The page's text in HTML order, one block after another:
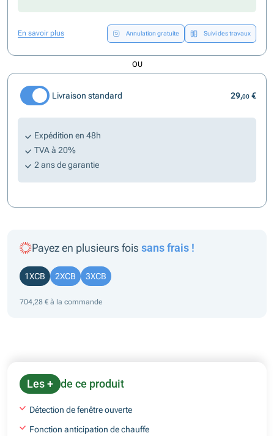
En savoir plus Annulation gratuite Suivi des travaux
OU
Livraison standard 29,00 €
Expédition en 48h
TVA à 20%
2 ans de garantie
Payez en plusieurs fois sans frais !
1XCB 2XCB 3XCB
704,28 € à la commande
Les + de ce produit
Détection de fenêtre ouverte
Fonction anticipation de chauffe